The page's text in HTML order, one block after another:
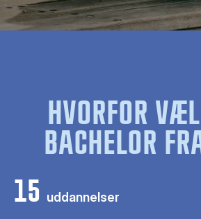
HVORFOR
BACHELOR
15 uddannelser